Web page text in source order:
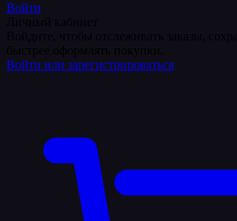
Войти
Войти или зарегистрироваться